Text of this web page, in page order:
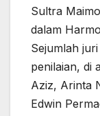
Sultra
dalam
Sejumlah
penilaian, di
Aziz, Arinta
Edwin